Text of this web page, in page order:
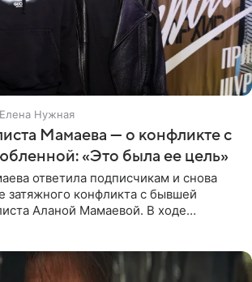
Елена Нужная
Мамаева — о конфликте с
«Это была ее цель»
ответила подписчикам и снова
затяжного конфликта с бывшей
Аланой Мамаевой. В ходе